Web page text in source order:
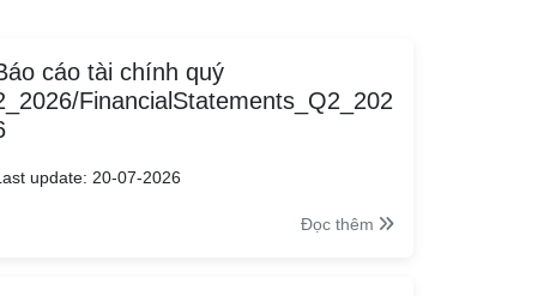
cáo tài chính quý
FinancialStatements_Q2_202
update: 20-07-2026
Đọc thêm